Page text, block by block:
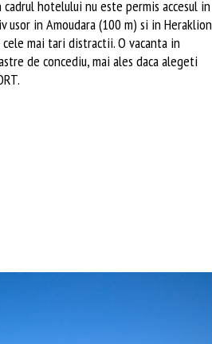
hotelului nu este permis accesul in
in Amoudara (100 m) si in Heraklion
mai tari distractii. O vacanta in
de concediu, mai ales daca alegeti